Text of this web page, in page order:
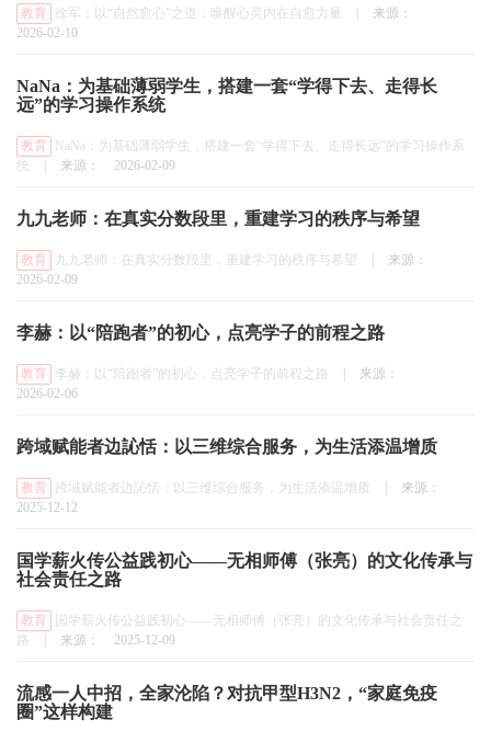
教育 徐军：以“自然愈心”之道，唤醒心灵内在自愈力量
来源：
2026-02-10
NaNa：为基础薄弱学生，搭建一套“学得下去、走得长
远”的学习操作系统
教育
NaNa：为基础薄弱学生，搭建一套“学得下去、走得长远”的学习操作系
统
来源： 2026-02-09
九九老师：在真实分数段里，重建学习的秩序与希望
教育 九九老师：在真实分数段里，重建学习的秩序与希望
来源：
2026-02-09
李赫：以“陪跑者”的初心，点亮学子的前程之路
教育 李赫：以“陪跑者”的初心，点亮学子的前程之路
来源：
2026-02-06
跨域赋能者边訫恬：以三维综合服务，为生活添温增质
教育 跨域赋能者边訫恬：以三维综合服务，为生活添温增质
来源：
2025-12-12
国学薪火传公益践初心——无相师傅（张亮）的文化传承与
社会责任之路
教育
国学薪火传公益践初心——无相师傅（张亮）的文化传承与社会责任之
路
来源： 2025-12-09
流感一人中招，全家沦陷？对抗甲型H3N2，“家庭免疫
圈”这样构建